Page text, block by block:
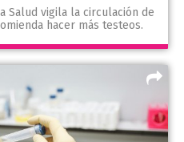
Salud vigila la circulación de
hacer más testeos.